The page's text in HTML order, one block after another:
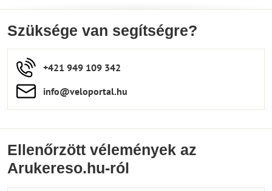
Szüksége van segítségre?
+421 949 109 342
info​​@veloportal​.hu
Ellenőrzött vélemények az
Arukereso.hu-ról